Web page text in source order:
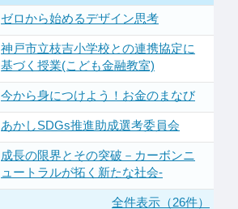
ゼロから始めるデザイン思考
神戸市立枝吉小学校との連携協定に
基づく授業(こども金融教室)
今から身につけよう！お金のまなび
あかしSDGs推進助成選考委員会
成長の限界とその突破－カーボンニ
ュートラルが拓く新たな社会-
全件表示（26件）